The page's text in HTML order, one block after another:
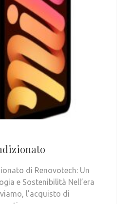
di Renovotech: Un
e Sostenibilità Nell’era
l’acquisto di